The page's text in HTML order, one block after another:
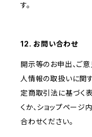
す。
12. お問い合わせ
開示等のお申出、ご
人情報の取扱いに関
定商取引法に基づく
くか、ショップペー
合わせください。